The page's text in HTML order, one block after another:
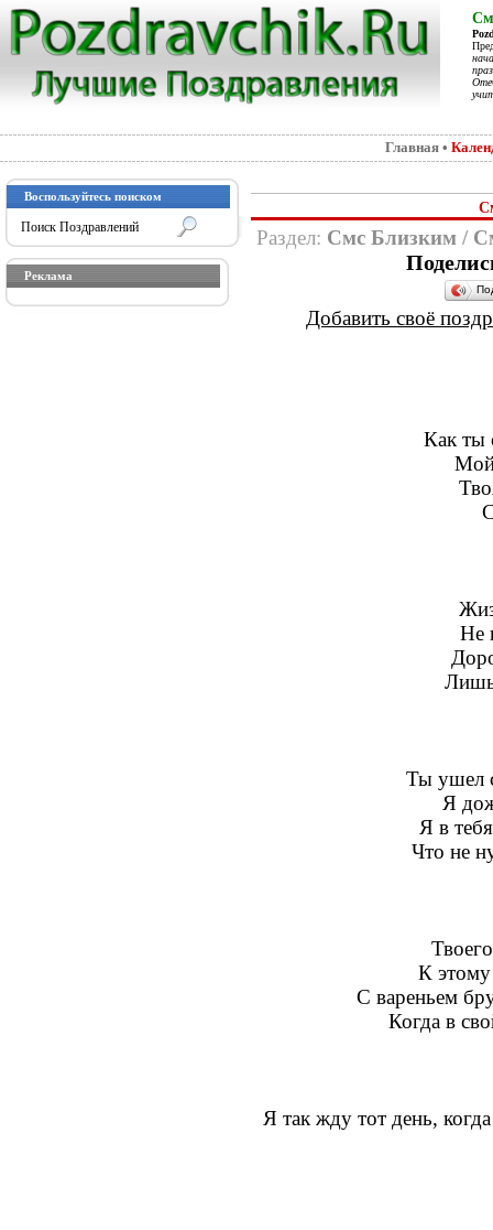
Главная •
Воспользуйтесь поиском
Реклама
Раздел: Смс Близким /
Добавить своё
Как ты
Мой
Не
Ты ушел
Я
Я в
Что не
К этому
С вареньем
Когда в
Я так жду тот день,